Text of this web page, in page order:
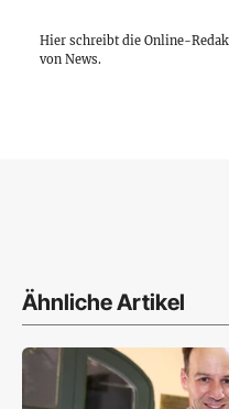
Hier schreibt die Online-
von News.
Ähnliche Artikel